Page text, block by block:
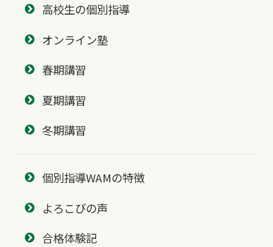
高校生の個別指導
オンライン塾
春期講習
夏期講習
冬期講習
個別指導WAMの特徴
よろこびの声
合格体験記